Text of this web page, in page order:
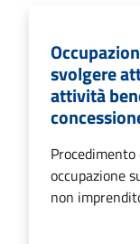
svolgere
attività
occupazione
non